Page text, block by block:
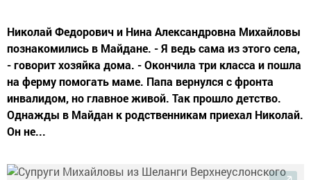
Николай Федорович и Нина Александровна Михайловы
познакомились в Майдане. - Я ведь сама из этого села,
- говорит хозяйка дома. - Окончила три класса и пошла
на ферму помогать маме. Папа вернулся с фронта
инвалидом, но главное живой. Так прошло детство.
Однажды в Майдан к родственникам приехал Николай.
Он не...